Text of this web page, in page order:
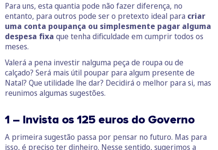
Para uns, esta quantia pode não fazer diferença, no
entanto, para outros pode ser o pretexto ideal para criar
uma conta poupança ou simplesmente pagar alguma
despesa fixa que tenha dificuldade em cumprir todos os
meses.
Valerá a pena investir nalguma peça de roupa ou de
calçado? Será mais útil poupar para algum presente de
Natal? Que utilidade lhe dar? Decidirá o melhor para si, mas
reunimos algumas sugestões.
1 – Invista os 125 euros do Governo
A primeira sugestão passa por pensar no futuro. Mas para
isso, é preciso ter dinheiro. Nesse sentido, sugerimos a